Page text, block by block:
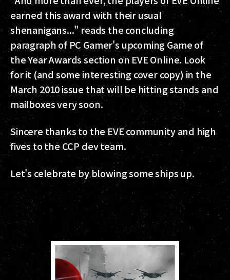
earned this award with their usual
shenanigans..." reads the concluding
paragraph of PC Gamer's upcoming Game of
the Year Awards section on EVE Online. Look
for it (and some interesting cover copy) in the
March 2010 issue that will be hitting stands and
mailboxes very soon.
Sincere thanks to the EVE community and high
fives to the CCP dev team.
Let's celebrate by blowing some ships up.